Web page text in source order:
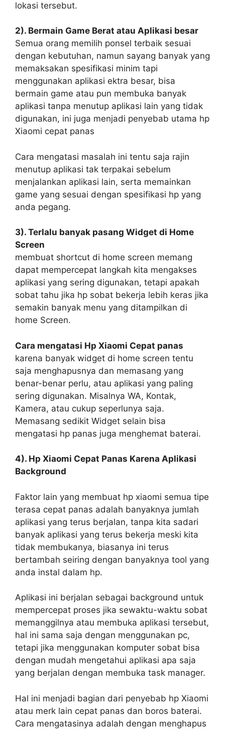
lokasi tersebut.
2). Bermain Game Berat atau Aplikasi besar
Semua orang memilih ponsel terbaik sesuai
dengan kebutuhan, namun sayang banyak yang
memaksakan spesifikasi minim tapi
menggunakan aplikasi ektra besar, bisa
bermain game atau pun membuka banyak
aplikasi tanpa menutup aplikasi lain yang tidak
digunakan, ini juga menjadi penyebab utama hp
Xiaomi cepat panas
Cara mengatasi masalah ini tentu saja rajin
menutup aplikasi tak terpakai sebelum
menjalankan aplikasi lain, serta memainkan
game yang sesuai dengan spesifikasi hp yang
anda pegang.
3). Terlalu banyak pasang Widget di Home
Screen
membuat shortcut di home screen memang
dapat mempercepat langkah kita mengakses
aplikasi yang sering digunakan, tetapi apakah
sobat tahu jika hp sobat bekerja lebih keras jika
semakin banyak menu yang ditampilkan di
home Screen.
Cara mengatasi Hp Xiaomi Cepat panas
karena banyak widget di home screen tentu
saja menghapusnya dan memasang yang
benar-benar perlu, atau aplikasi yang paling
sering digunakan. Misalnya WA, Kontak,
Kamera, atau cukup seperlunya saja.
Memasang sedikit Widget selain bisa
mengatasi hp panas juga menghemat baterai.
4). Hp Xiaomi Cepat Panas Karena Aplikasi
Background
Faktor lain yang membuat hp xiaomi semua tipe
terasa cepat panas adalah banyaknya jumlah
aplikasi yang terus berjalan, tanpa kita sadari
banyak aplikasi yang terus bekerja meski kita
tidak membukanya, biasanya ini terus
bertambah seiring dengan banyaknya tool yang
anda instal dalam hp.
Aplikasi ini berjalan sebagai background untuk
mempercepat proses jika sewaktu-waktu sobat
memanggilnya atau membuka aplikasi tersebut,
hal ini sama saja dengan menggunakan pc,
tetapi jika menggunakan komputer sobat bisa
dengan mudah mengetahui aplikasi apa saja
yang berjalan dengan membuka task manager.
Hal ini menjadi bagian dari penyebab hp Xiaomi
atau merk lain cepat panas dan boros baterai.
Cara mengatasinya adalah dengan menghapus